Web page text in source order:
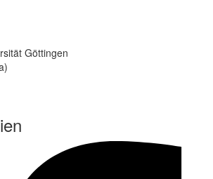
Göttingen